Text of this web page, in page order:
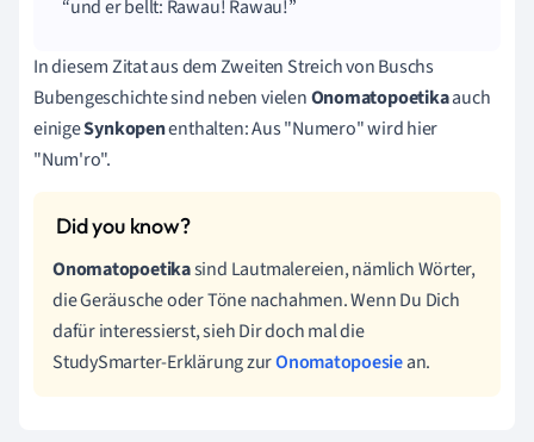
und er bellt: Rawau!Rawau!
In diesem Zitat aus dem Zweiten Streich von Buschs
Bubengeschichte sind neben vielenOnomatopoetikaauch
einigeSynkopenenthalten: Aus "Numero" wird hier
"Num'ro".
Onomatopoetikasind Lautmalereien, nämlich Wörter,
die Geräusche oder Töne nachahmen. Wenn Du Dich
dafür interessierst, sieh Dir doch mal die
StudySmarter-Erklärung zurOnomatopoesiean.